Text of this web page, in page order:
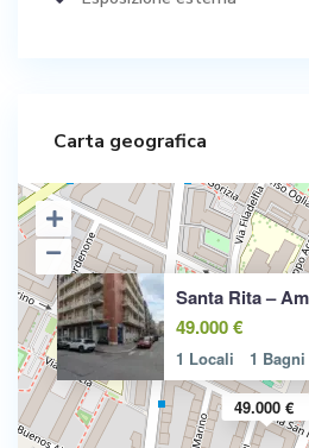
Carta geografica
49.000 €
Santa Rita –
49.000 €
1 Locali 1 Bagni